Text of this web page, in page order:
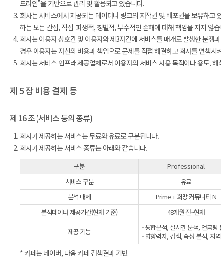
드라인”을 기반으로 관리 및 활용되고 있습니다.
회사는 서비스에서 제공되는 데이터나 링크의 저작권 및 배포권을 보유하고
하는 모든 간접, 직접, 파생적, 징벌적, 부수적인 손해에 대해 책임을 지지 않
회사는 이용자 상호간 및 이용자와 제3자간에 서비스를 매개로 발생한 분쟁
경우 이용자는 자신의 비용과 책임으로 문제를 직접 해결하고 회사를 면책
회사는 서비스 인프라 제공업체로서 이용자의 서비스 사용 목적이나 용도,
제 5 장 비용 결제 등
제 16 조 (서비스 등의 종류)
회사가 제공하는 서비스는 무료와 유료로 구분됩니다.
회사가 제공하는 서비스 종류는 아래와 같습니다.
구분
Professional
서비스 구분
유료
분석 매체
Prime + 희망 커뮤니티 N
분석데이터 제공기간(현재 기준)
48개월 전~현재
제공 기능
- 통합분석, 실시간 분석, 언급량
- 영향력자, 검색, 속성 분석, 지
* 카페는 네이버, 다음 카페 검색결과 기반